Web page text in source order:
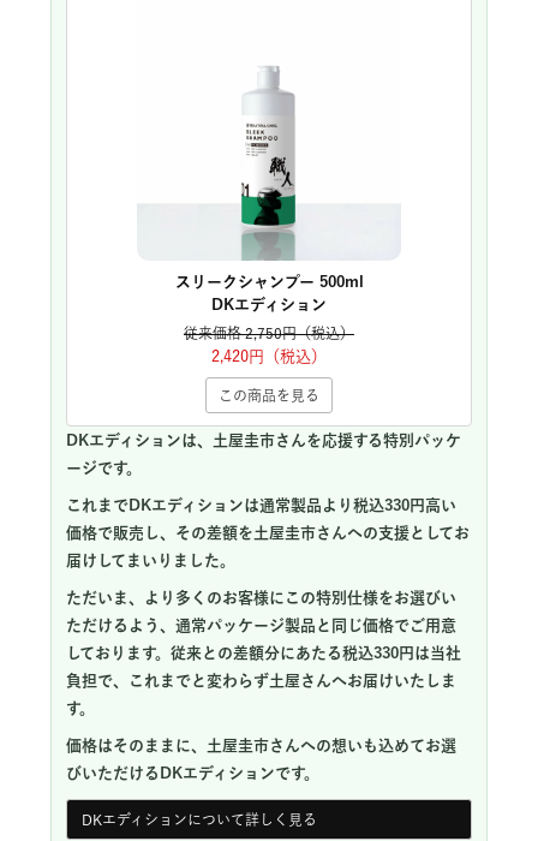
スリークシャンプー 500ml
DKエディション
従来価格 2,750円（税込）
2,420円（税込）
この商品を見る
DKエディションは、土屋圭市さんを応援する特別パッケ
ージです。
これまでDKエディションは通常製品より税込330円高い
価格で販売し、その差額を土屋圭市さんへの支援としてお
届けしてまいりました。
ただいま、より多くのお客様にこの特別仕様をお選びい
ただけるよう、通常パッケージ製品と同じ価格でご用意
しております。従来との差額分にあたる税込330円は当社
負担で、これまでと変わらず土屋さんへお届けいたしま
す。
価格はそのままに、土屋圭市さんへの想いも込めてお選
びいただけるDKエディションです。
DKエディションについて詳しく見る